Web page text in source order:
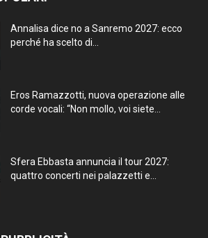
Annalisa dice no a Sanremo 2027: ecco
perché ha scelto di...
Eros Ramazzotti, nuova operazione alle
corde vocali: “Non mollo, voi siete...
Sfera Ebbasta annuncia il tour 2027:
quattro concerti nei palazzetti e...